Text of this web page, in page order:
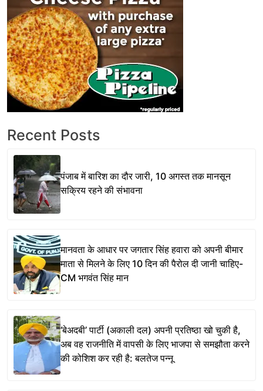
Recent Posts
पंजाब में बारिश का दौर जारी, 10 अगस्त तक मानसून
सक्रिय रहने की संभावना
मानवता के आधार पर जगतार सिंह हवारा को अपनी बीमार
माता से मिलने के लिए 10 दिन की पैरोल दी जानी चाहिए-
CM भगवंत सिंह मान
‘बेअदबी’ पार्टी (अकाली दल) अपनी प्रतिष्ठा खो चुकी है,
अब वह राजनीति में वापसी के लिए भाजपा से समझौता करने
की कोशिश कर रही है: बलतेज पन्नू